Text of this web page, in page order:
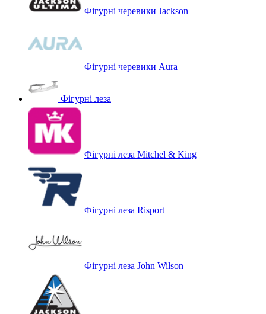
Фігурні черевики Jackson
Фігурні черевики Aura
Фігурні леза
Фігурні леза Mitchel & King
Фігурні леза Risport
Фігурні леза John Wilson